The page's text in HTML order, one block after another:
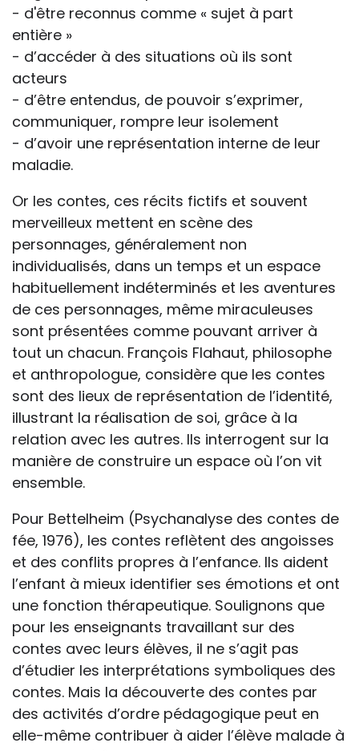
- d'être reconnus comme « sujet à part
entière »
- d’accéder à des situations où ils sont
acteurs
- d’être entendus, de pouvoir s’exprimer,
communiquer, rompre leur isolement
- d’avoir une représentation interne de leur
maladie.
Or les contes, ces récits fictifs et souvent
merveilleux mettent en scène des
personnages, généralement non
individualisés, dans un temps et un espace
habituellement indéterminés et les aventures
de ces personnages, même miraculeuses
sont présentées comme pouvant arriver à
tout un chacun. François Flahaut, philosophe
et anthropologue, considère que les contes
sont des lieux de représentation de l’identité,
illustrant la réalisation de soi, grâce à la
relation avec les autres. Ils interrogent sur la
manière de construire un espace où l’on vit
ensemble.
Pour Bettelheim (Psychanalyse des contes de
fée, 1976), les contes reflètent des angoisses
et des conflits propres à l’enfance. Ils aident
l’enfant à mieux identifier ses émotions et ont
une fonction thérapeutique. Soulignons que
pour les enseignants travaillant sur des
contes avec leurs élèves, il ne s’agit pas
d’étudier les interprétations symboliques des
contes. Mais la découverte des contes par
des activités d’ordre pédagogique peut en
elle-même contribuer à aider l’élève malade à